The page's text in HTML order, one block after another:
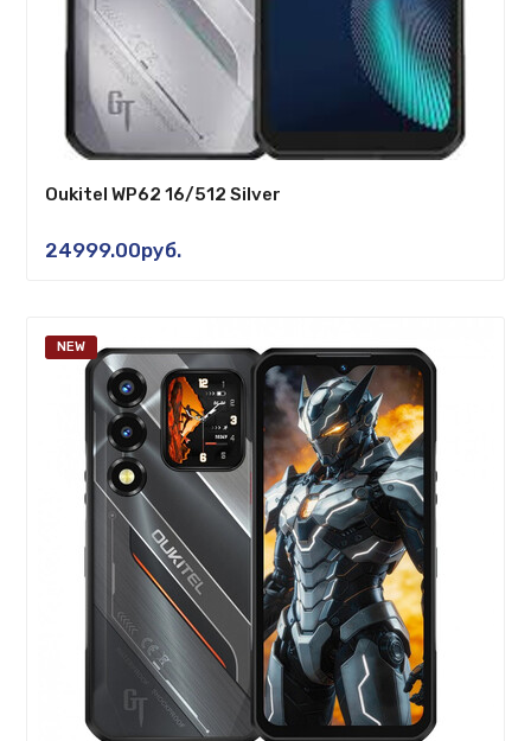
Oukitel WP62 16/512 Silver
24999.00руб.
NEW